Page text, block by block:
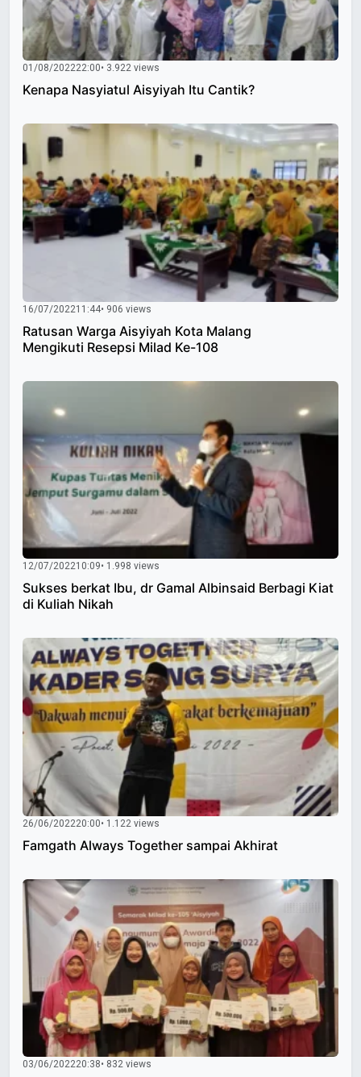
01/08/202222:00• 3.922 views
Kenapa Nasyiatul Aisyiyah Itu Cantik?
16/07/202211:44• 906 views
Ratusan Warga Aisyiyah Kota Malang
Mengikuti Resepsi Milad Ke-108
12/07/202210:09• 1.998 views
Sukses berkat Ibu, dr Gamal Albinsaid Berbagi Kiat
di Kuliah Nikah
26/06/202220:00• 1.122 views
Famgath Always Together sampai Akhirat
03/06/202220:38• 832 views